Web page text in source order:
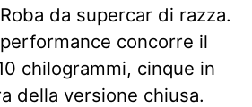
da supercar di razza.
concorre il
chilogrammi, cinque in
della versione chiusa.